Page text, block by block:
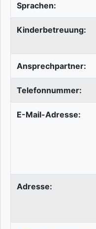
Sprachen:
Kinderbetreuung:
Ansprechpartner:
Telefonnummer:
E-Mail-Adresse:
Adresse: